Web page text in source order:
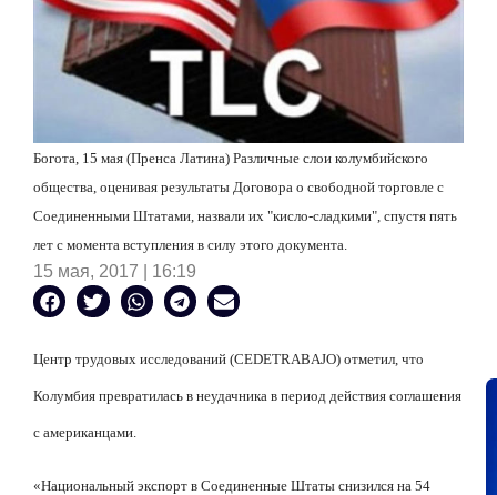
Богота, 15 мая (Пренса Латина) Различные слои колумбийского
общества, оценивая результаты Договора о свободной торговле с
Соединенными Штатами, назвали их "кисло-сладкими", спустя пять
лет с момента вступления в силу этого документа.
15 мая, 2017 | 16:19
Центр трудовых исследований (CEDETRABAJO) отметил, что
Колумбия превратилась в неудачника в период действия соглашения
с американцами.
«Национальный экспорт в Соединенные Штаты снизился на 54